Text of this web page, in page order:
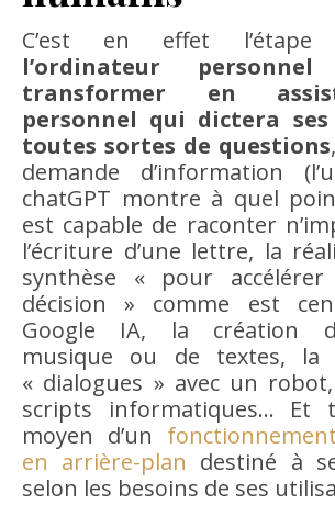
C’est en effet
l’ordinateur
transformer en
personnel qui dictera ses
toutes sortes de questions
demande d’information
chatGPT montre à quel
est capable de raconter
l’écriture d’une lettre, la
synthèse « pour
décision » comme est
Google IA, la création
musique ou de textes, la
« dialogues » avec un
scripts informatiques… Et
moyen d’un
en arrière-plan destiné à
selon les besoins de ses